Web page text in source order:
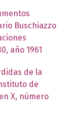
Buschiazzo
año 1961
de la
de
X, número